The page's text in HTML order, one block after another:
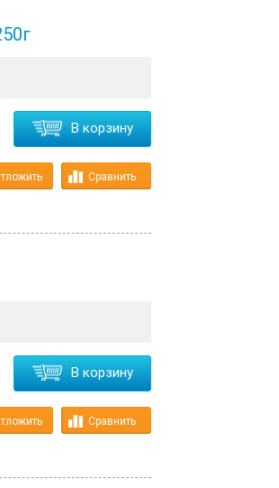
В корзину
Сравнить
В корзину
Сравнить